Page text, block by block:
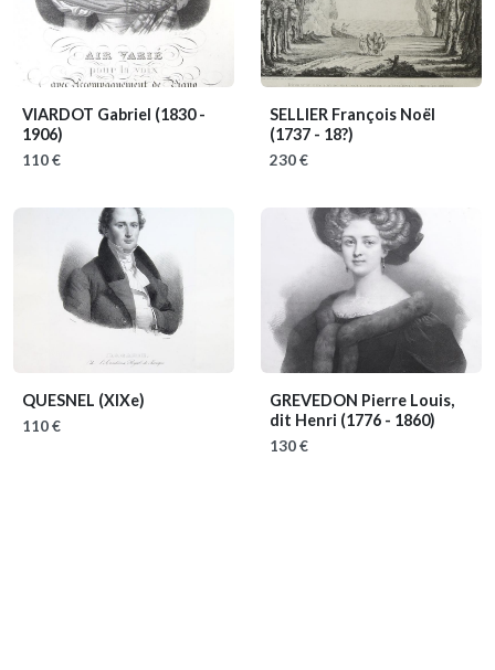
VIARDOT Gabriel (1830 -
1906)
110 €
SELLIER François Noël
(1737 - 18?)
230 €
QUESNEL (XIXe)
110 €
GREVEDON Pierre Louis,
dit Henri (1776 - 1860)
130 €